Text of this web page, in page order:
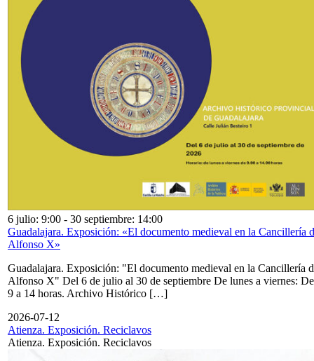
6 julio: 9:00 - 30 septiembre: 14:00
Guadalajara. Exposición: «El documento medieval en la Cancillería
Alfonso X»
Guadalajara. Exposición: "El documento medieval en la Cancillería
Alfonso X" Del 6 de julio al 30 de septiembre De lunes a viernes: De
9 a 14 horas. Archivo Histórico […]
2026-07-12
Atienza. Exposición. Reciclavos
Atienza. Exposición. Reciclavos